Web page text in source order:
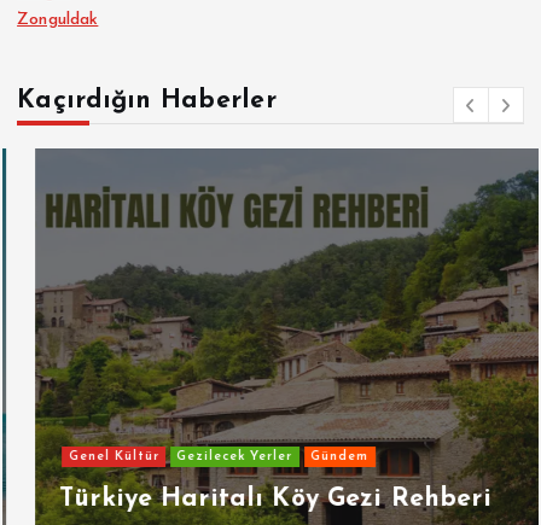
Zonguldak
Kaçırdığın Haberler
Genel Kültür Gezilecek Yerler Gündem
Türkiye Haritalı Köy Gezi Rehberi